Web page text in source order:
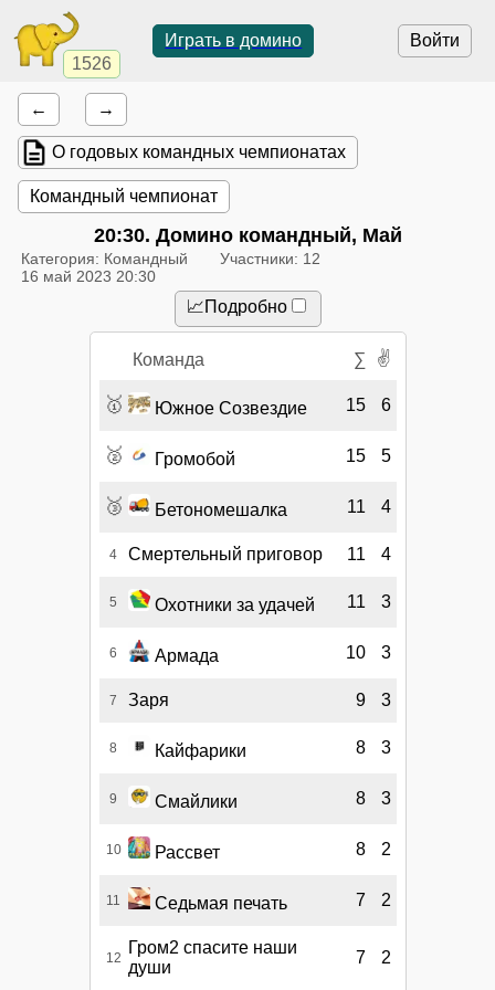
1526
Войти
Играть в домино
← →
О годовых командных чемпионатах
Командный чемпионат
20:30. Домино командный, Май
Категория: Командный
Участники: 12
16 май 2023 20:30
📈Подробно
Команда ∑ ✌
🥇 Южное Созвездие 15 6
🥈 Громобой 15 5
🥉 Бетономешалка 11 4
4 Смертельный приговор 11 4
5 Охотники за удачей 11 3
6 Армада 10 3
7 Заря 9 3
8 Кайфарики 8 3
9 Смайлики 8 3
10 Рассвет 8 2
11 Седьмая печать 7 2
12
Гром2 спасите наши
души
7 2